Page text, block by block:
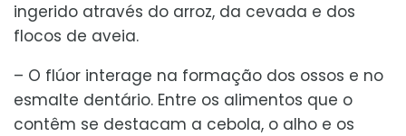
ingerido através do arroz, da cevada e dos
flocos de aveia.
– O flúor interage na formação dos ossos e no
esmalte dentário. Entre os alimentos que o
contêm se destacam a cebola, o alho e os